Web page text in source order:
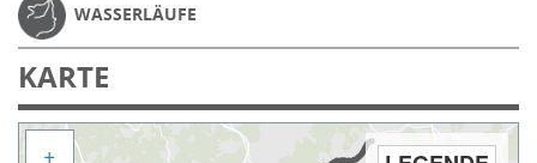
WASSERLÄUFE
KARTE
+